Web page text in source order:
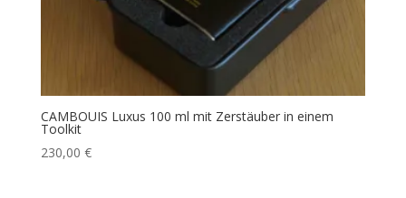
CAMBOUIS Luxus 100 ml mit Zerstäuber in einem
Toolkit
230,00 €